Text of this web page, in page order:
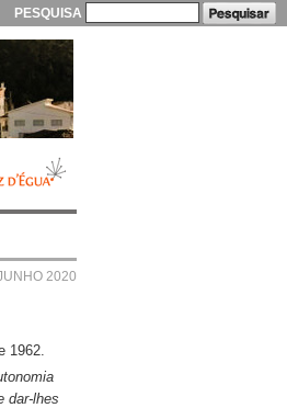
PESQUISA
2020
1962.
dar-lhes